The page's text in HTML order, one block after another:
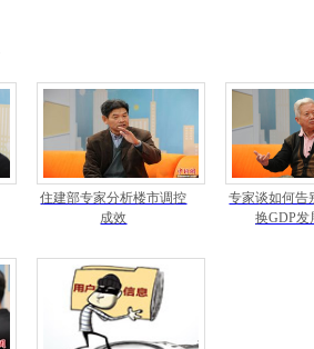
住建部专家分析楼市调控
成效
专家谈如何告
换GDP发